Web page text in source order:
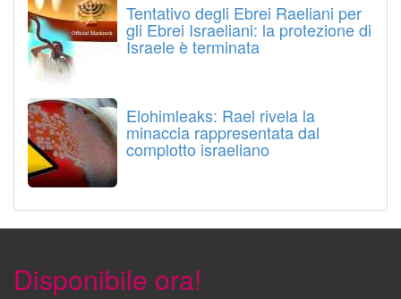
Tentativo degli Ebrei Raeliani per
gli Ebrei Israeliani: la protezione di
Israele è terminata
Elohimleaks: Rael rivela la
minaccia rappresentata dal
complotto israeliano
Disponibile ora!